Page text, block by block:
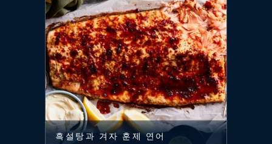
흑설탕과 겨자 훈제 연어